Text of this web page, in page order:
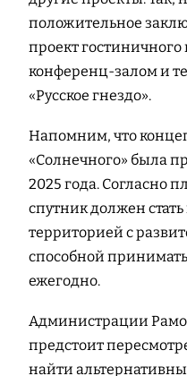
положительное
проект гостиничного
конференц-залом и
«Русское гнездо».
Напомним, что
«Солнечного» была
2025 года. Согласно
спутник должен
территорией с
способной принимать
ежегодно.
Администрации
предстоит
найти